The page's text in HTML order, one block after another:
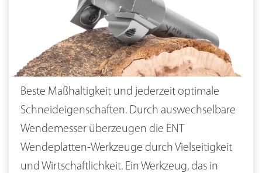
Beste Maßhaltigkeit und jederzeit optimale
Schneideigenschaften. Durch auswechselbare
Wendemesser überzeugen die ENT
Wendeplatten-Werkzeuge durch Vielseitigkeit
und Wirtschaftlichkeit. Ein Werkzeug, das in